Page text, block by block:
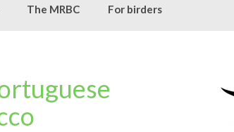
The MRBC For birders